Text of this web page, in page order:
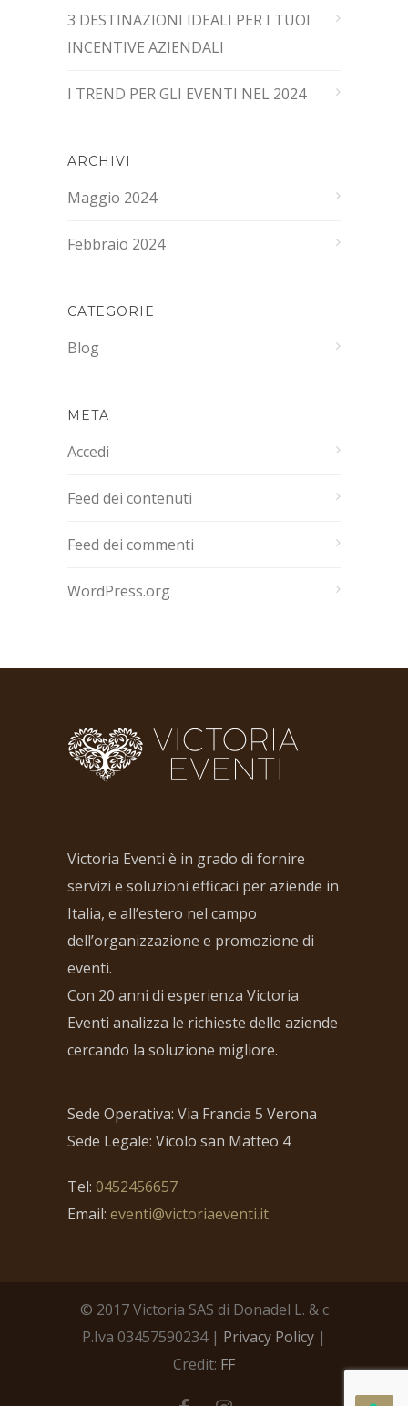
3 DESTINAZIONI IDEALI PER I TUOI
INCENTIVE AZIENDALI
I TREND PER GLI EVENTI NEL 2024
ARCHIVI
Maggio 2024
Febbraio 2024
CATEGORIE
Blog
META
Accedi
Feed dei contenuti
Feed dei commenti
WordPress.org
Victoria Eventi è in grado di fornire
servizi e soluzioni efficaci per aziende in
Italia, e all’estero nel campo
dell’organizzazione e promozione di
eventi.
Con 20 anni di esperienza Victoria
Eventi analizza le richieste delle aziende
cercando la soluzione migliore.
Sede Operativa: Via Francia 5 Verona
Sede Legale: Vicolo san Matteo 4
Tel: 0452456657
Email: eventi@victoriaeventi.it
© 2017 Victoria SAS di Donadel L. & c
P.Iva 03457590234 | Privacy Policy |
Credit: FF